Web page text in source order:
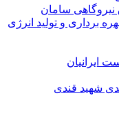
سامان
برداری و تولید انرژی
ایرانیان
شهید قندی